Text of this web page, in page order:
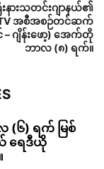
းနားသတင်းဂျာနယ်၏
အစီအစဉ်တင်ဆက်
– ဂျိန်းဖော့) အေက်တို
ဘာလ (၈) ရက်။
(၆) ရက် မြစ်
ယ် ရေဒီယို